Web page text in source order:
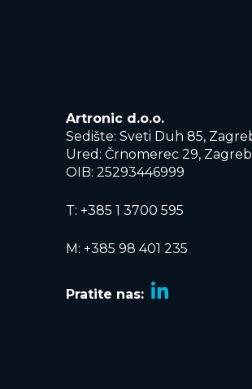
Artronic d.o.o.
Sedište: Sveti Duh 85,
Ured: Črnomerec 29, Zagreb
OIB: 25293446999
T: +385 1 3700 595
M: +385 98 401 235
Pratite nas: